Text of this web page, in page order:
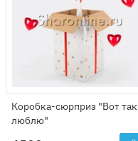
Коробка-сюрприз "Вот так
люблю"